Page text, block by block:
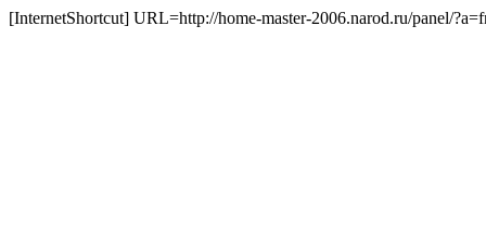
[InternetShortcut] URL=http://home-master-2006.narod.ru/panel/